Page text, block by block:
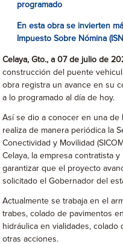
programado
En esta obra se invierten
Impuesto Sobre Nómina
Celaya, Gto., a 07 de julio de
construcción del puente
obra registra un avance en su
a lo programado al día de hoy.
Así se dio a conocer en una
realiza de manera periódica la
Conectividad y Movilidad
Celaya, la empresa contratista
garantizar que el proyecto
solicitado el Gobernador del
Actualmente se trabaja en el
trabes, colado de pavimentos
hidráulica en vialidades,
otras acciones.